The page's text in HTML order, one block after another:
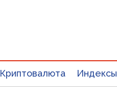
Криптовалюта Индексы